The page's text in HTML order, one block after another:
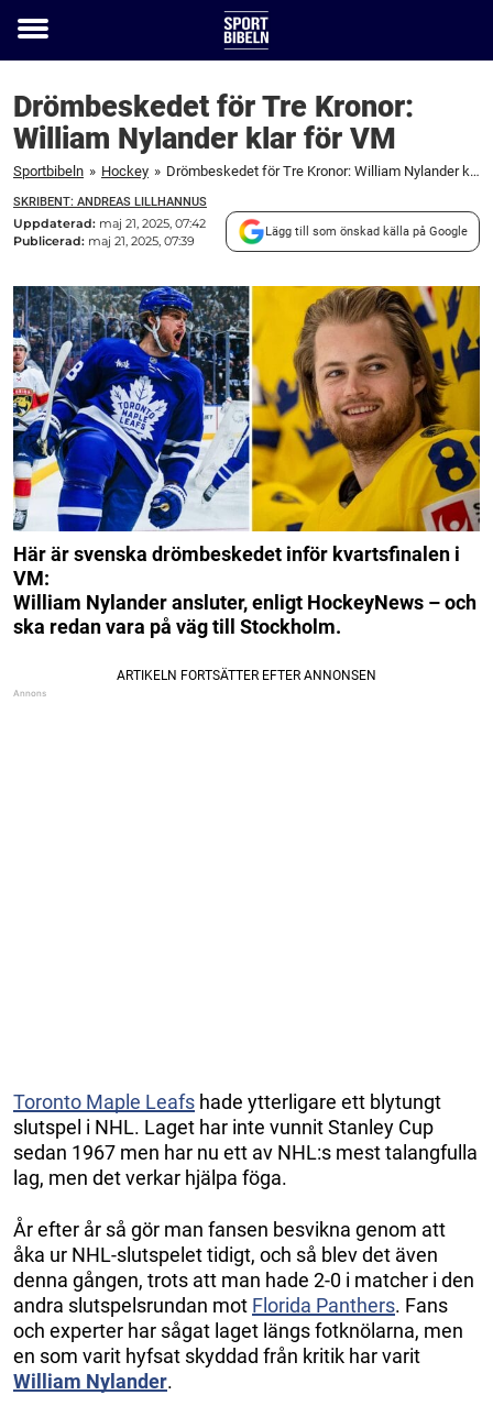
Toggle
Drömbeskedet för Tre Kronor:
William Nylander klar för VM
Sportbibeln » Hockey » Drömbeskedet för Tre Kronor: William Nylander klar för VM
SKRIBENT: ANDREAS LILLHANNUS
Uppdaterad: maj 21, 2025, 07:42
Publicerad: maj 21, 2025, 07:39
Lägg till som önskad källa på Google
Här är svenska drömbeskedet inför kvartsfinalen i
VM:
William Nylander ansluter, enligt HockeyNews – och
ska redan vara på väg till Stockholm.
Toronto Maple Leafs hade ytterligare ett blytungt
slutspel i NHL. Laget har inte vunnit Stanley Cup
sedan 1967 men har nu ett av NHL:s mest talangfulla
lag, men det verkar hjälpa föga.
År efter år så gör man fansen besvikna genom att
åka ur NHL-slutspelet tidigt, och så blev det även
denna gången, trots att man hade 2-0 i matcher i den
andra slutspelsrundan mot Florida Panthers. Fans
och experter har sågat laget längs fotknölarna, men
en som varit hyfsat skyddad från kritik har varit
William Nylander.